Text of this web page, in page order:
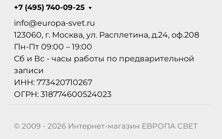
+7 (495) 740-09-25
info@europa-svet.ru
123060, г. Москва, ул. Расплетина, д.24, оф.208
Пн-Пт 09:00 – 19:00
Сб и Вс - часы работы по предварительной
записи
ИНН: 773420710267
ОГРН: 318774600524023
© 2009 - 2026 Интернет-магазин ЕВРОПА СВЕТ